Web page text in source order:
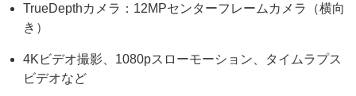
TrueDepthカメラ：12MPセンターフレームカメラ（横向
き）
4Kビデオ撮影、1080pスローモーション、タイムラプス
ビデオなど